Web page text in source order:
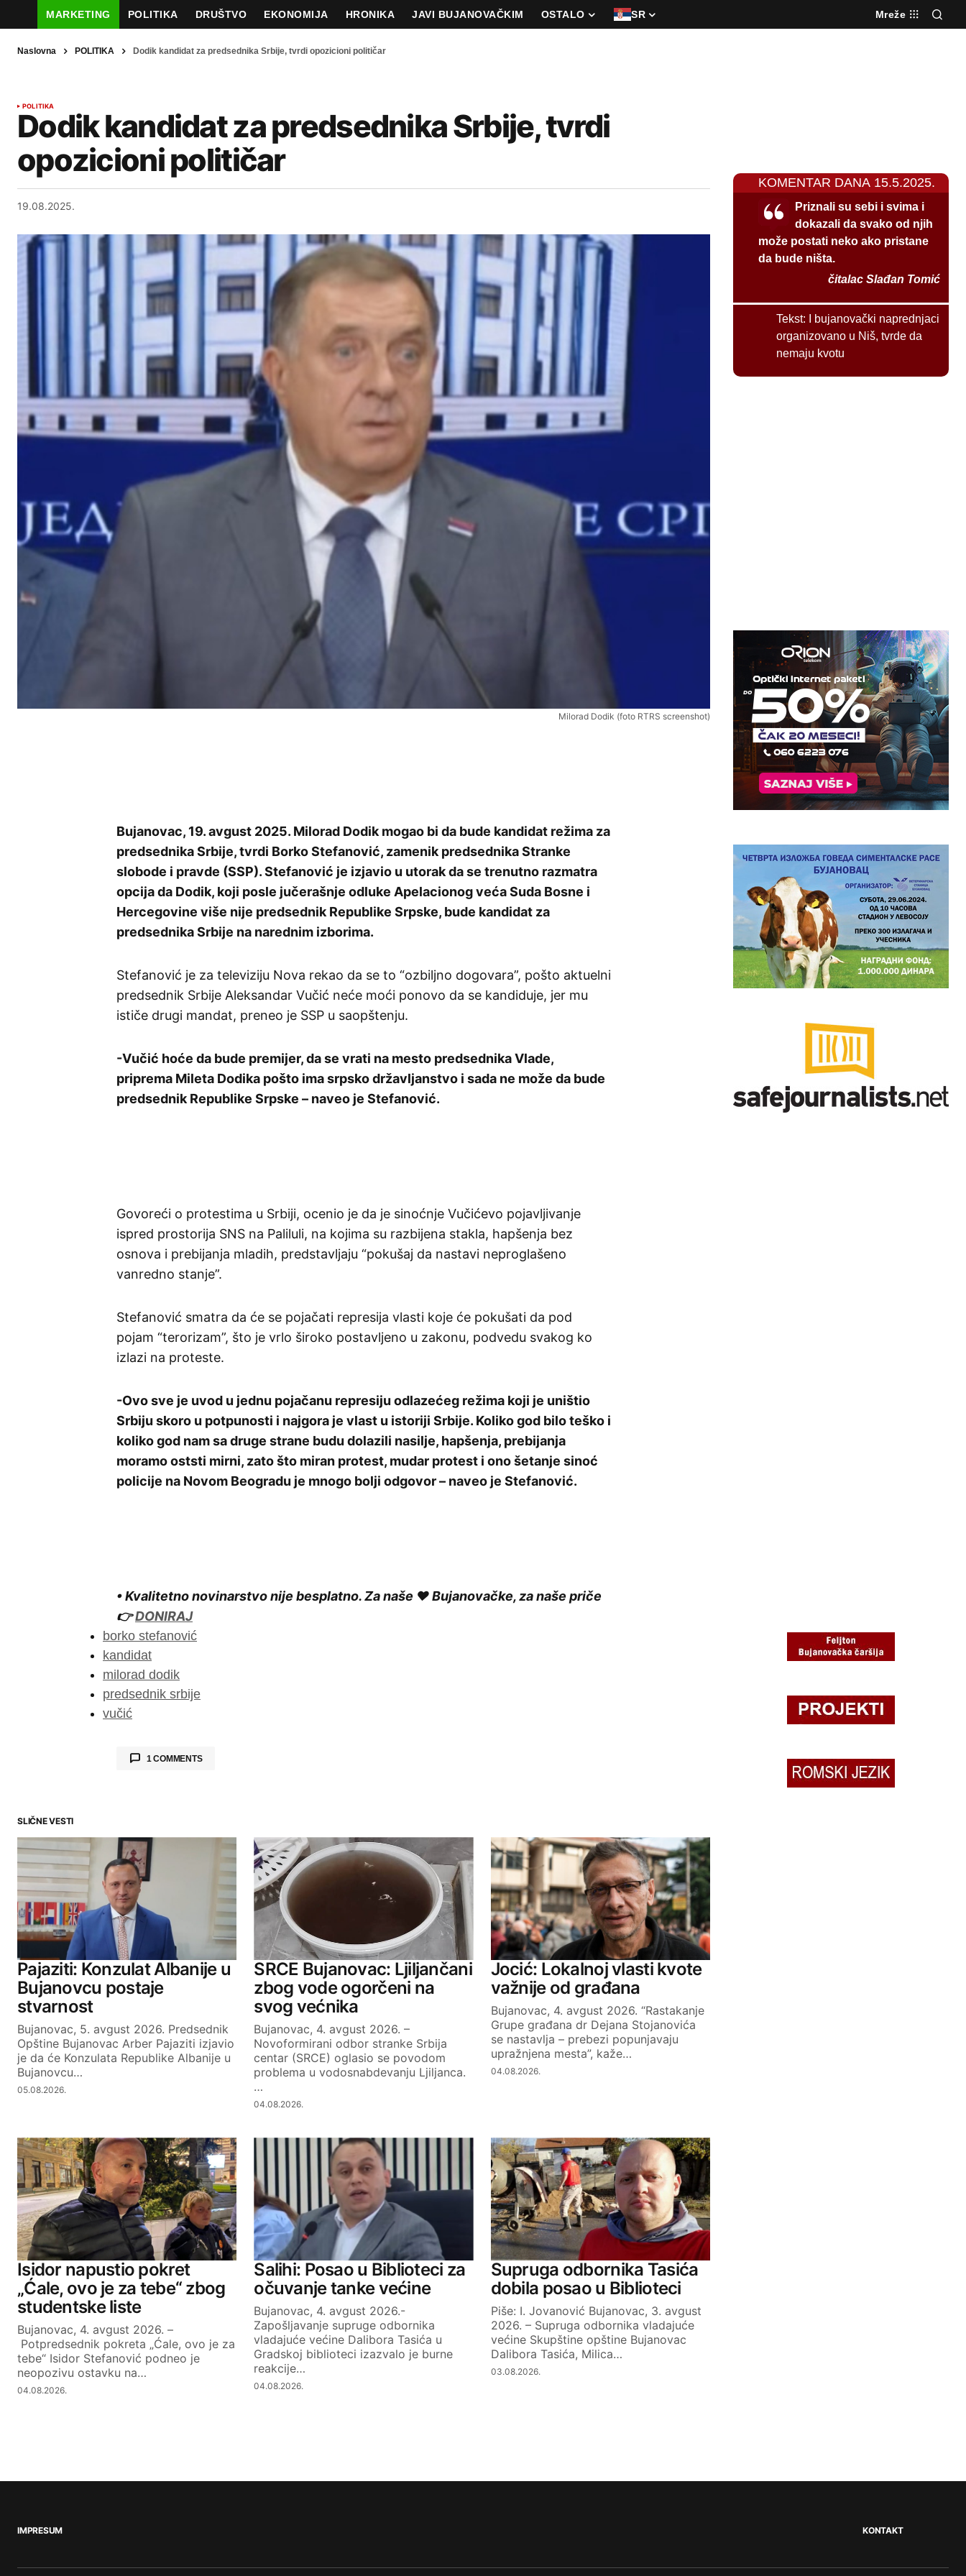
MARKETING POLITIKA DRUŠTVO EKONOMIJA HRONIKA JAVI BUJANOVAČKIM OSTALO SR Mreže
Naslovna POLITIKA Dodik kandidat za predsednika Srbije, tvrdi opozicioni političar
POLITIKA
Dodik kandidat za predsednika Srbije, tvrdi
opozicioni političar
19.08.2025.
Milorad Dodik (foto RTRS screenshot)
Bujanovac, 19. avgust 2025. Milorad Dodik mogao bi da bude kandidat režima za
predsednika Srbije, tvrdi Borko Stefanović, zamenik predsednika Stranke
slobode i pravde (SSP). Stefanović je izjavio u utorak da se trenutno razmatra
opcija da Dodik, koji posle jučerašnje odluke Apelacionog veća Suda Bosne i
Hercegovine više nije predsednik Republike Srpske, bude kandidat za
predsednika Srbije na narednim izborima.
Stefanović je za televiziju Nova rekao da se to “ozbiljno dogovara”, pošto aktuelni
predsednik Srbije Aleksandar Vučić neće moći ponovo da se kandiduje, jer mu
ističe drugi mandat, preneo je SSP u saopštenju.
-Vučić hoće da bude premijer, da se vrati na mesto predsednika Vlade,
priprema Mileta Dodika pošto ima srpsko državljanstvo i sada ne može da bude
predsednik Republike Srpske – naveo je Stefanović.
Govoreći o protestima u Srbiji, ocenio je da je sinoćnje Vučićevo pojavljivanje
ispred prostorija SNS na Paliluli, na kojima su razbijena stakla, hapšenja bez
osnova i prebijanja mladih, predstavljaju “pokušaj da nastavi neproglašeno
vanredno stanje”.
Stefanović smatra da će se pojačati represija vlasti koje će pokušati da pod
pojam “terorizam”, što je vrlo široko postavljeno u zakonu, podvedu svakog ko
izlazi na proteste.
-Ovo sve je uvod u jednu pojačanu represiju odlazećeg režima koji je uništio
Srbiju skoro u potpunosti i najgora je vlast u istoriji Srbije. Koliko god bilo teško i
koliko god nam sa druge strane budu dolazili nasilje, hapšenja, prebijanja
moramo oststi mirni, zato što miran protest, mudar protest i ono šetanje sinoć
policije na Novom Beogradu je mnogo bolji odgovor – naveo je Stefanović.
• Kvalitetno novinarstvo nije besplatno. Za naše ❤️ Bujanovačke, za naše priče
👉DONIRAJ
borko stefanović
kandidat
milorad dodik
predsednik srbije
vučić
1 COMMENTS
19.08.2025. at 15:11
Nije da volim Vučića, ali ja mislim da je ona vlast pre njega bila najgora. Zar je
neko ko ukine vojsku, istopi tenkove po američkim direktivama i izvinjava se
ustašama i svima ostalima u ime Srbije bolji od ovoga sada? Ma ajte, preterujete,
vratite onog ljigavca tadića pa gledajte nastavak
Reply
Your email address will not be published. Required fields are marked*
*
Your Name Your E-mail
SUBMIT COMMENT
SLIČNE VESTI
Pajaziti: Konzulat Albanije u
Bujanovcu postaje
stvarnost
Bujanovac, 5. avgust 2026. Predsednik
Opštine Bujanovac Arber Pajaziti izjavio
je da će Konzulata Republike Albanije u
Bujanovcu…
05.08.2026.
SRCE Bujanovac: Ljiljančani
zbog vode ogorčeni na
svog većnika
Bujanovac, 4. avgust 2026. –
Novoformirani odbor stranke Srbija
centar (SRCE) oglasio se povodom
problema u vodosnabdevanju Ljiljanca.
…
04.08.2026.
Jocić: Lokalnoj vlasti kvote
važnije od građana
Bujanovac, 4. avgust 2026. “Rastakanje
Grupe građana dr Dejana Stojanovića
se nastavlja – prebezi popunjavaju
upražnjena mesta”, kaže…
04.08.2026.
Isidor napustio pokret
„Ćale, ovo je za tebe“ zbog
studentske liste
Bujanovac, 4. avgust 2026. –
Potpredsednik pokreta „Ćale, ovo je za
tebe“ Isidor Stefanović podneo je
neopozivu ostavku na…
04.08.2026.
Salihi: Posao u Biblioteci za
očuvanje tanke većine
Bujanovac, 4. avgust 2026.-
Zapošljavanje supruge odbornika
vladajuće većine Dalibora Tasića u
Gradskoj biblioteci izazvalo je burne
reakcije…
04.08.2026.
Supruga odbornika Tasića
dobila posao u Biblioteci
Piše: I. Jovanović Bujanovac, 3. avgust
2026. – Supruga odbornika vladajuće
većine Skupštine opštine Bujanovac
Dalibora Tasića, Milica…
03.08.2026.
KOMENTAR DANA 15.5.2025.
Priznali su sebi i svima i
dokazali da svako od njih
može postati neko ako pristane
da bude ništa.
čitalac Slađan Tomić
Tekst:
I bujanovački naprednjaci
organizovano u Niš, tvrde da
nemaju kvotu
IMPRESUM KONTAKT